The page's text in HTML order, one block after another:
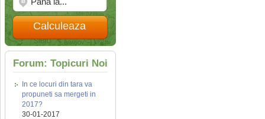
Calculeaza
Forum: Topicuri Noi
In ce locuri din tara va
propuneti sa mergeti in
2017?
30-01-2017